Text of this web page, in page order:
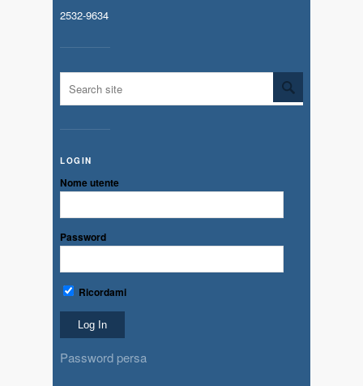
2532-9634
LOGIN
Nome utente
Password
Ricordami
Password persa